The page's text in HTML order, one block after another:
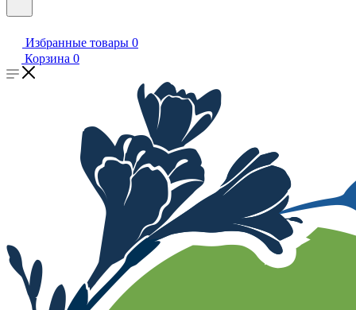
Избранные товары 0
Корзина 0